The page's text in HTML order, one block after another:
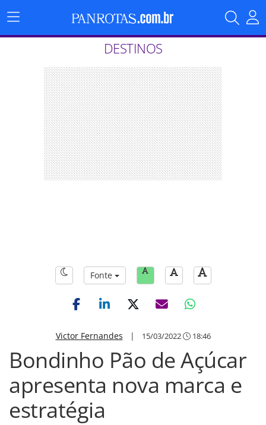
Menu
Principal
DESTINOS
Fonte
Victor Fernandes | 15/03/2022 18:46
Bondinho Pão de Açúcar
apresenta nova marca e
estratégia